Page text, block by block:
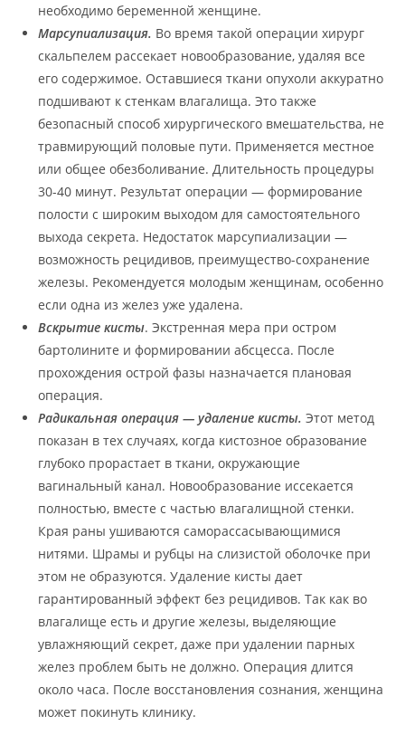
необходимо беременной женщине.
Марсупиализация. Во время такой операции хирург
скальпелем рассекает новообразование, удаляя все
его содержимое. Оставшиеся ткани опухоли аккуратно
подшивают к стенкам влагалища. Это также
безопасный способ хирургического вмешательства, не
травмирующий половые пути. Применяется местное
или общее обезболивание. Длительность процедуры
30-40 минут. Результат операции — формирование
полости с широким выходом для самостоятельного
выхода секрета. Недостаток марсупиализации —
возможность рецидивов, преимущество-сохранение
железы. Рекомендуется молодым женщинам, особенно
если одна из желез уже удалена.
Вскрытие кисты. Экстренная мера при остром
бартолините и формировании абсцесса. После
прохождения острой фазы назначается плановая
операция.
Радикальная операция — удаление кисты. Этот метод
показан в тех случаях, когда кистозное образование
глубоко прорастает в ткани, окружающие
вагинальный канал. Новообразование иссекается
полностью, вместе с частью влагалищной стенки.
Края раны ушиваются саморассасывающимися
нитями. Шрамы и рубцы на слизистой оболочке при
этом не образуются. Удаление кисты дает
гарантированный эффект без рецидивов. Так как во
влагалище есть и другие железы, выделяющие
увлажняющий секрет, даже при удалении парных
желез проблем быть не должно. Операция длится
около часа. После восстановления сознания, женщина
может покинуть клинику.